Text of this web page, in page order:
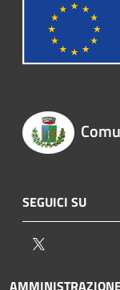
SEGUICI SU